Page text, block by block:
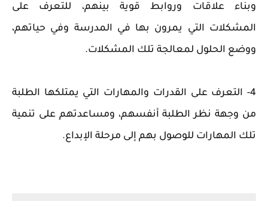
وبناء علاقات وروابط قوية بينهم، للتعرف على
المشكلات التي يمرون بها في المدرسة وفي حياتهم،
ووضع الحلول لمعالجة تلك المشكلات.
4- التعرف على القدرات والمهارات التي يمتلكها الطلبة
من وجهة نظر الطلبة أنفسهم، ومساعدتهم على تنمية
تلك المهارات للوصول بهم إلى مرحلة الإبداع.